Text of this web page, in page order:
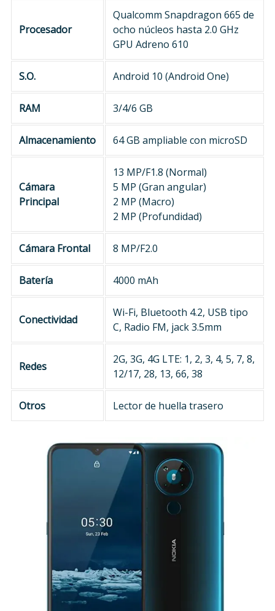
Procesador
Qualcomm Snapdragon 665 de
ocho núcleos hasta 2.0 GHz
GPU Adreno 610
S.O. Android 10 (Android One)
RAM 3/4/6 GB
Almacenamiento 64 GB ampliable con microSD
Cámara
Principal
13 MP/F1.8 (Normal)
5 MP (Gran angular)
2 MP (Macro)
2 MP (Profundidad)
Cámara Frontal 8 MP/F2.0
Batería 4000 mAh
Conectividad
Wi-Fi, Bluetooth 4.2, USB tipo
C, Radio FM, jack 3.5mm
Redes
2G, 3G, 4G LTE: 1, 2, 3, 4, 5, 7, 8,
12/17, 28, 13, 66, 38
Otros Lector de huella trasero